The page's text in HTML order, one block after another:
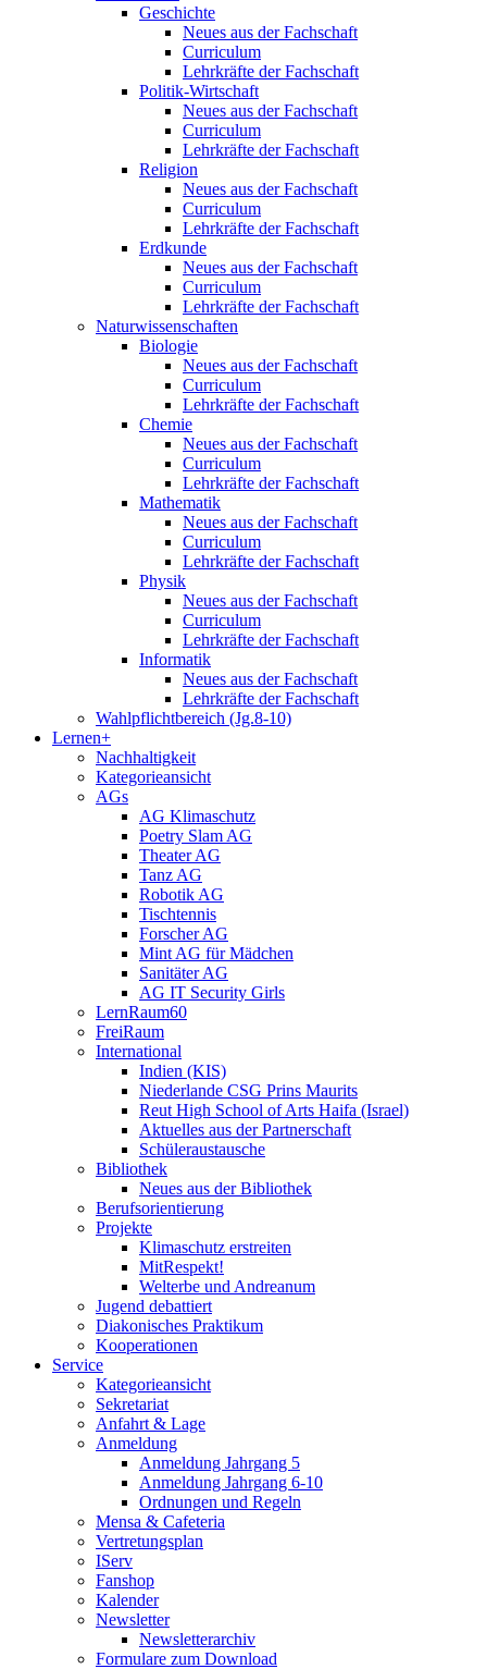
Geschichte
Neues aus der Fachschaft
Curriculum
Lehrkräfte der Fachschaft
Politik-Wirtschaft
Neues aus der Fachschaft
Curriculum
Lehrkräfte der Fachschaft
Religion
Neues aus der Fachschaft
Curriculum
Lehrkräfte der Fachschaft
Erdkunde
Neues aus der Fachschaft
Curriculum
Lehrkräfte der Fachschaft
Naturwissenschaften
Biologie
Neues aus der Fachschaft
Curriculum
Lehrkräfte der Fachschaft
Chemie
Neues aus der Fachschaft
Curriculum
Lehrkräfte der Fachschaft
Mathematik
Neues aus der Fachschaft
Curriculum
Lehrkräfte der Fachschaft
Physik
Neues aus der Fachschaft
Curriculum
Lehrkräfte der Fachschaft
Informatik
Neues aus der Fachschaft
Lehrkräfte der Fachschaft
Wahlpflichtbereich (Jg.8-10)
Lernen+
Nachhaltigkeit
Kategorieansicht
AGs
AG Klimaschutz
Poetry Slam AG
Theater AG
Tanz AG
Robotik AG
Tischtennis
Forscher AG
Mint AG für Mädchen
Sanitäter AG
AG IT Security Girls
LernRaum60
FreiRaum
International
Indien (KIS)
Niederlande CSG Prins Maurits
Reut High School of Arts Haifa (Israel)
Aktuelles aus der Partnerschaft
Schüleraustausche
Bibliothek
Neues aus der Bibliothek
Berufsorientierung
Projekte
Klimaschutz erstreiten
MitRespekt!
Welterbe und Andreanum
Jugend debattiert
Diakonisches Praktikum
Kooperationen
Service
Kategorieansicht
Sekretariat
Anfahrt & Lage
Anmeldung
Anmeldung Jahrgang 5
Anmeldung Jahrgang 6-10
Ordnungen und Regeln
Mensa & Cafeteria
Vertretungsplan
IServ
Fanshop
Kalender
Newsletter
Newsletterarchiv
Formulare zum Download